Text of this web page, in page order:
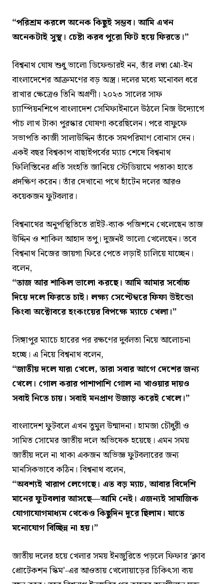
“পরিশ্রম করলে অনেক কিছুই সম্ভব। আমি এখন
অনেকটাই সুস্থ। চেষ্টা করব পুরো ফিট হয়ে ফিরতে।”
বিশ্বনাথ ঘোষ শুধু ভালো ডিফেন্ডারই নন, তাঁর লম্বা থ্রো-ইন
বাংলাদেশের আক্রমণের বড় অস্ত্র। দলের মধ্যে মনোবল ধরে
রাখার ক্ষেত্রেও তিনি অগ্রণী। ২০২৩ সালের সাফ
চ্যাম্পিয়নশিপে বাংলাদেশ সেমিফাইনালে উঠলে নিজ উদ্যোগে
পাঁচ লাখ টাকা পুরস্কার ঘোষণা করেছিলেন। পরে বাফুফে
সভাপতি কাজী সালাউদ্দিন তাঁকে সমপরিমাণ বোনাস দেন।
একই বছর বিশ্বকাপ বাছাইপর্বের ম্যাচ শেষে বিশ্বনাথ
ফিলিস্তিনের প্রতি সংহতি জানিয়ে স্টেডিয়ামে পতাকা হাতে
প্রদক্ষিণ করেন। তাঁর দেখানো পথে হাঁটেন দলের আরও
কয়েকজন ফুটবলার।
বিশ্বনাথের অনুপস্থিতিতে রাইট-ব্যাক পজিশনে খেলেছেন তাজ
উদ্দিন ও শাকিল আহাদ তপু। দুজনই ভালো খেলেছেন। তবে
বিশ্বনাথ নিজের জায়গা ফিরে পেতে লড়াই চালিয়ে যাচ্ছেন।
বলেন,
“তাজ আর শাকিল ভালো করছে। আমি আমার সর্বোচ্চ
দিয়ে দলে ফিরতে চাই। লক্ষ্য সেপ্টেম্বরে ফিফা উইন্ডো
কিংবা অক্টোবরে হংকংয়ের বিপক্ষে ম্যাচে খেলা।”
সিঙ্গাপুর ম্যাচে হারের পর রক্ষণের দুর্বলতা নিয়ে আলোচনা
হচ্ছে। এ নিয়ে বিশ্বনাথ বলেন,
“জাতীয় দলে যারা খেলে, তারা সবার আগে দেশের জন্য
খেলে। গোল করার পাশাপাশি গোল না খাওয়ার দায়ও
সবাই নিতে চায়। সবাই মনপ্রাণ উজাড় করেই খেলে।”
বাংলাদেশ ফুটবলে এখন তুমুল উন্মাদনা। হামজা চৌধুরী ও
সামিত সোমের জাতীয় দলে অভিষেক হয়েছে। এমন সময়
জাতীয় দলে না থাকা একজন অভিজ্ঞ ফুটবলারের জন্য
মানসিকভাবে কঠিন। বিশ্বনাথ বলেন,
“অবশ্যই খারাপ লেগেছে। এত বড় ম্যাচ, আবার বিদেশি
মানের ফুটবলার আসছে—আমি নেই। এজন্যই সামাজিক
যোগাযোগমাধ্যম থেকেও কিছুদিন দূরে ছিলাম। যাতে
মনোযোগ বিচ্ছিন্ন না হয়।”
জাতীয় দলের হয়ে খেলার সময় ইনজুরিতে পড়লে ফিফার ‘ক্লাব
প্রোটেকশন স্কিম’-এর আওতায় খেলোয়াড়ের চিকিৎসা ব্যয়